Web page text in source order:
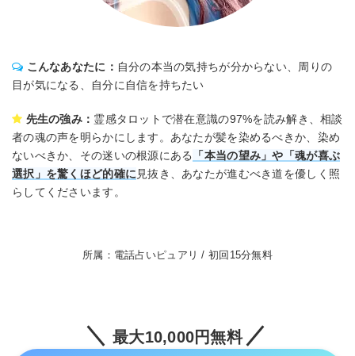
こんなあなたに： 自分の本当の気持ちが分からない、周りの
目が気になる、自分に自信を持ちたい
先生の強み： 霊感タロットで潜在意識の97%を読み解き、相談
者の魂の声を明らかにします。あなたが髪を染めるべきか、染め
ないべきか、その迷いの根源にある
「本当の望み」や「魂が喜ぶ
選択」を驚くほど的確に 見抜き、あなたが進むべき道を優しく照
らしてくださいます。
所属：電話占いピュアリ / 初回15分無料
最大10,000円無料